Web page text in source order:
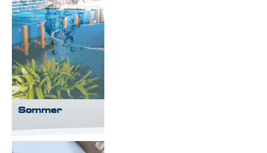
Sommer